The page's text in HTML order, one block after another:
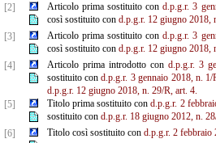
[2]
Articolo prima sostituito cond.p.g.r. 3
così sostituito con d.p.g.r. 12 giugno 2018,
[3]
Articolo prima sostituito cond.p.g.r. 3
così sostituito con d.p.g.r. 12 giugno 2018,
[4]
Articolo prima introdotto con d.p.g.r. 3
sostituito cond.p.g.r. 3 gennaio 2018, n. 1/
d.p.g.r. 12 giugno 2018, n. 29/R, art. 4.
[5]
Titolo prima sostituito cond.p.g.r. 2
sostituito con d.p.g.r. 18 giugno 2012, n.
[6]
Titolo così sostituito con d.p.g.r. 2 febbraio